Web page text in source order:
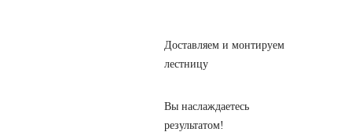
Доставляем и монтируем
лестницу
Вы наслаждаетесь
результатом!